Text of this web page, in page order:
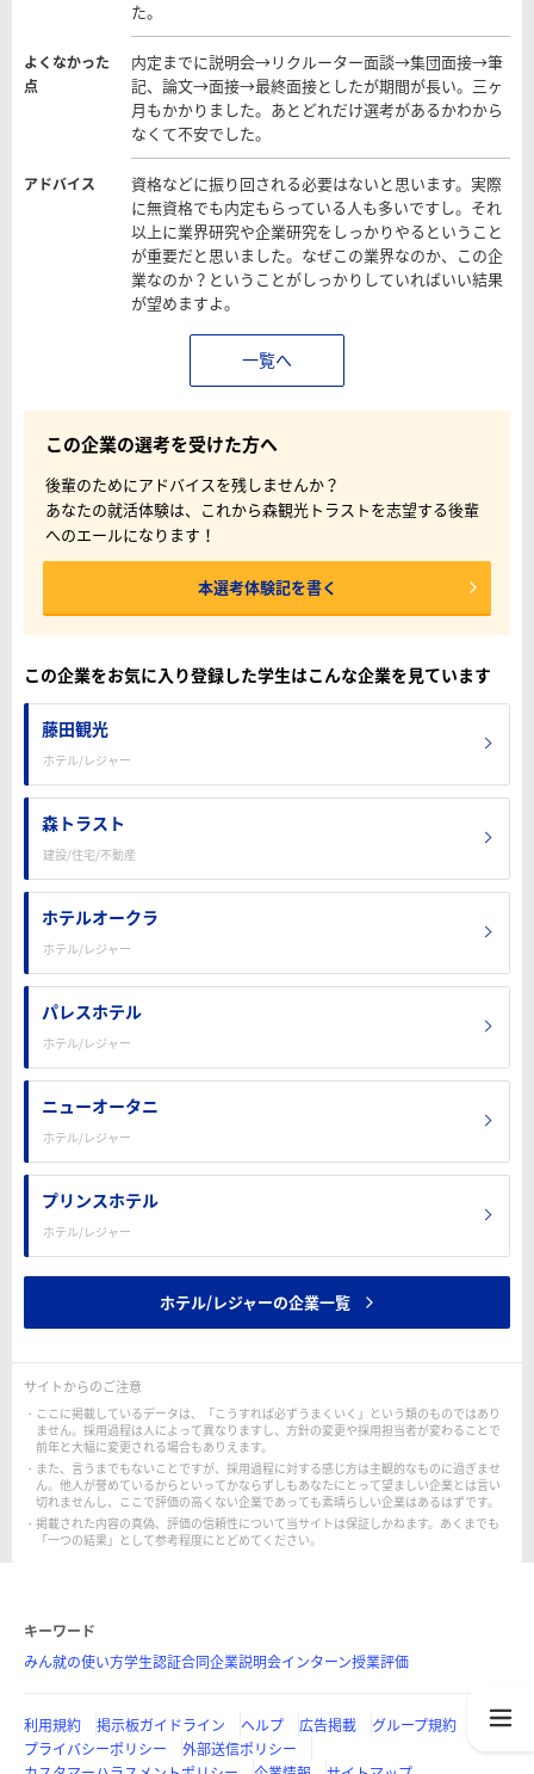
た。
よくなかった
点
内定までに説明会→リクルーター面談→集団面接→筆
記、論文→面接→最終面接としたが期間が長い。三ヶ
月もかかりました。あとどれだけ選考があるかわから
なくて不安でした。
アドバイス
資格などに振り回される必要はないと思います。実際
に無資格でも内定もらっている人も多いですし。それ
以上に業界研究や企業研究をしっかりやるということ
が重要だと思いました。なぜこの業界なのか、この企
業なのか？ということがしっかりしていればいい結果
が望めますよ。
一覧へ
この企業の選考を受けた方へ
後輩のためにアドバイスを残しませんか？
あなたの就活体験は、これから森観光トラストを志望する後輩
へのエールになります！
本選考体験記を書く
この企業をお気に入り登録した学生はこんな企業を見ています
藤田観光
ホテル/レジャー
森トラスト
建設/住宅/不動産
ホテルオークラ
ホテル/レジャー
パレスホテル
ホテル/レジャー
ニューオータニ
ホテル/レジャー
プリンスホテル
ホテル/レジャー
ホテル/レジャーの企業一覧
サイトからのご注意
ここに掲載しているデータは、「こうすれば必ずうまくいく」という類のものではあり
ません。採用過程は人によって異なりますし、方針の変更や採用担当者が変わることで
前年と大幅に変更される場合もありえます。
また、言うまでもないことですが、採用過程に対する感じ方は主観的なものに過ぎませ
ん。他人が誉めているからといってかならずしもあなたにとって望ましい企業とは言い
切れませんし、ここで評価の高くない企業であっても素晴らしい企業はあるはずです。
掲載された内容の真偽、評価の信頼性について当サイトは保証しかねます。あくまでも
「一つの結果」として参考程度にとどめてください。
キーワード
みん就の使い方学生認証合同企業説明会インターン授業評価
利用規約 掲示板ガイドライン ヘルプ 広告掲載
グループ規約
プライバシーポリシー
外部送信ポリシー